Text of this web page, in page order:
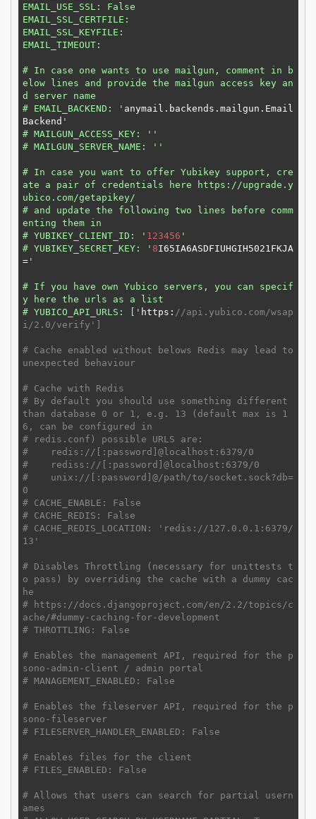
EMAIL_USE_SSL: False
EMAIL_SSL_CERTFILE:
EMAIL_SSL_KEYFILE:
EMAIL_TIMEOUT:
# In case one wants to use mailgun, comment in b
elow lines and provide the mailgun access key an
d server name
# EMAIL_BACKEND: ' anymail.backends.mailgun.Email
Backend '
# MAILGUN_ACCESS_KEY: ' '
# MAILGUN_SERVER_NAME: ' '
# In case you want to offer Yubikey support, cre
ate a pair of credentials here https://upgrade.y
ubico.com/getapikey/
# and update the following two lines before comm
enting them in
# YUBIKEY_CLIENT_ID: ' 123456 '
# YUBIKEY_SECRET_KEY: ' 8I65IA6ASDFIUHGIH5021FKJA
= '
# If you have own Yubico servers, you can specif
y here the urls as a list
# YUBICO_API_URLS: [' https: //api.yubico.com/wsap
i/2.0/verify']
# Cache enabled without belows Redis may lead to
unexpected behaviour
# Cache with Redis
# By default you should use something different
than database 0 or 1, e.g. 13 (default max is 1
6, can be configured in
# redis.conf) possible URLS are:
#    redis://[:password]@localhost:6379/0
#    rediss://[:password]@localhost:6379/0
#    unix://[:password]@/path/to/socket.sock?db=
0
# CACHE_ENABLE: False
# CACHE_REDIS: False
# CACHE_REDIS_LOCATION: 'redis://127.0.0.1:6379/
13'
# Disables Throttling (necessary for unittests t
o pass) by overriding the cache with a dummy cac
he
# https://docs.djangoproject.com/en/2.2/topics/c
ache/#dummy-caching-for-development
# THROTTLING: False
# Enables the management API, required for the p
sono-admin-client / admin portal
# MANAGEMENT_ENABLED: False
# Enables the fileserver API, required for the p
sono-fileserver
# FILESERVER_HANDLER_ENABLED: False
# Enables files for the client
# FILES_ENABLED: False
# Allows that users can search for partial usern
ames